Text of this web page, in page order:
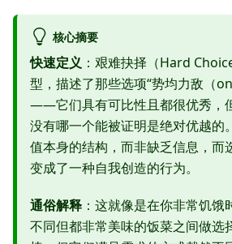
核心摘要
快速定义 ：艰难抉择（Hard
型，描述了那些选项“势均力敌（
——它们具有可比性且都很优秀，
没有哪一个能被证明是绝对优越的
值本身的结构，而非缺乏信息，而
变成了一种自我创造的行为。
通俗解释 ：这就像是在你非常饥饿
不同但都非常美味的饭菜之间做